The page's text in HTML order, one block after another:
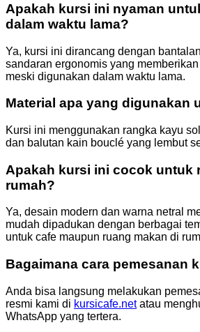
Apakah kursi ini nyaman
dalam waktu lama?
Ya, kursi ini dirancang dengan
sandaran ergonomis yang
meski digunakan dalam waktu lama.
Material apa yang digunakan
Kursi ini menggunakan rangka kayu
dan balutan kain bouclé yang lembut
Apakah kursi ini cocok untuk
rumah?
Ya, desain modern dan warna netral
mudah dipadukan dengan berbagai
untuk cafe maupun ruang makan di
Bagaimana cara pemesanan
Anda bisa langsung melakukan
resmi kami di kursicafe.netatau
WhatsApp yang tertera.